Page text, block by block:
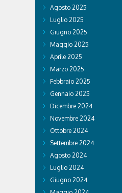
Agosto 2025
Luglio 2025
Giugno 2025
Maggio 2025
Aprile 2025
Marzo 2025
Febbraio 2025
Gennaio 2025
Dicembre 2024
Novembre 2024
Ottobre 2024
Settembre 2024
Agosto 2024
Luglio 2024
Giugno 2024